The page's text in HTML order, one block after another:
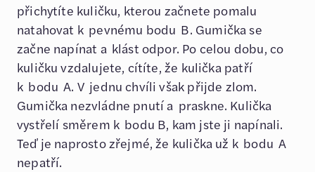
přichytíte kuličku, kterou začnete pomalu
natahovat k pevnému bodu B. Gumička se
začne napínat a klást odpor. Po celou dobu, co
kuličku vzdalujete, cítíte, že kulička patří
k bodu A. V jednu chvíli však přijde zlom.
Gumička nezvládne pnutí a praskne. Kulička
vystřelí směrem k bodu B, kam jste ji napínali.
Teď je naprosto zřejmé, že kulička už k bodu A
nepatří.